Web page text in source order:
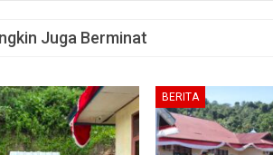
Juga Berminat
BERITA